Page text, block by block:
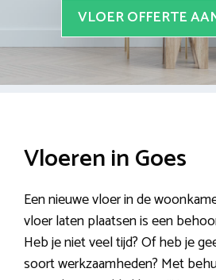
VLOER OFFERTE
Vloeren in Goes
Een nieuwe vloer in de
vloer laten plaatsen is een
Heb je niet veel tijd? Of heb je
soort werkzaamheden? Met